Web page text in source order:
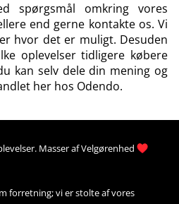
spørgsmål omkring vores
end gerne kontakte os. Vi
hvor det er muligt. Desuden
oplevelser tidligere købere
kan selv dele din mening og
her hos Odendo.
. Masser af Velgørenhed
forretning; vi er stolte af vores